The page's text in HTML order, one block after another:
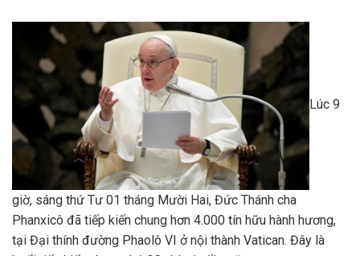
Lúc 9
giờ, sáng thứ Tư 01 tháng Mười Hai, Đức Thánh cha
Phanxicô đã tiếp kiến chung hơn 4.000 tín hữu hành hương,
tại Đại thính đường Phaolô VI ở nội thành Vatican. Đây là